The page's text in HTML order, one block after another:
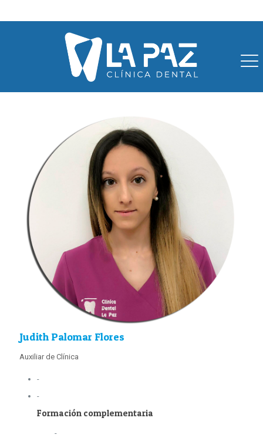
Judith Palomar Flores
Auxiliar de Clínica
-
-
Formación complementaria
-